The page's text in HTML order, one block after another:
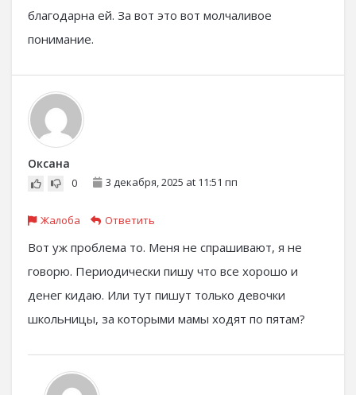
благодарна ей. За вот это вот молчаливое
понимание.
Оксана
0 3 декабря, 2025 at 11:51 пп
Жалоба Ответить
Вот уж проблема то. Меня не спрашивают, я не
говорю. Периодически пишу что все хорошо и
денег кидаю. Или тут пишут только девочки
школьницы, за которыми мамы ходят по пятам?